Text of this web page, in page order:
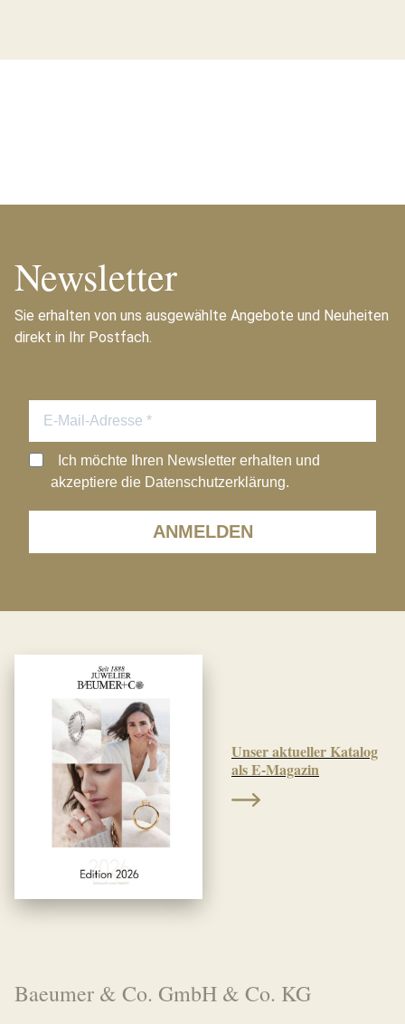
Newsletter
Sie erhalten von uns ausgewählte Angebote und Neuheiten
direkt in Ihr Postfach.
ANMELDEN
Ich möchte Ihren Newsletter erhalten und
akzeptiere die Datenschutzerklärung.
Unser aktueller Katalog
als E-Magazin
Baeumer & Co. GmbH & Co. KG